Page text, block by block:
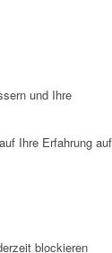
und Ihre
Ihre Erfahrung auf
blockieren